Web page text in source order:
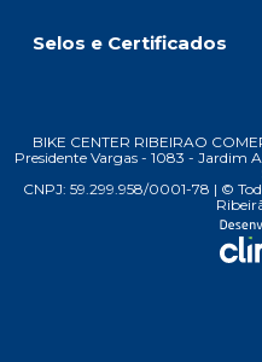
Selos e Certificados
BIKE CENTER RIBEIRAO
Presidente Vargas - 1083 - Jardim
CNPJ: 59.299.958/0001-78 | ©